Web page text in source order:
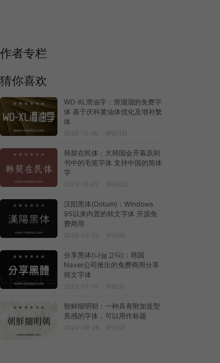
作者专栏
猜你喜欢
WD-XL滑油字：滑溜溜的免费字
体 基于庆科黄油体优化及增补繁
体
2020-12-26 评论(15)
韩契在民体：大韩国会开幕原则
书中的毛笔字体 支持中国的简体
字
2023-10-07 评论(22)
汉阳黑体(Dotum)：Windows
95以来内置的韩文字体 开源免
费商用
2024-05-22 评论(6)
分享黑体(나눔고딕)：韩国
Naver公司推出的免费商用分享
韩文字体
2023-01-10 评论(2)
朝鲜细明朝：一种具有附加造型
美感的字体，可以用作标题
2024-09-28 评论(2)